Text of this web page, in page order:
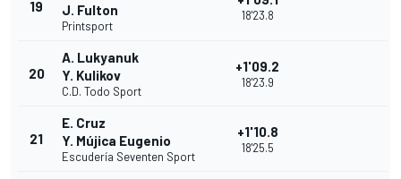
19
J. Fulton
Printsport
18'23.8
20
A. Lukyanuk
Y. Kulikov
C.D. Todo Sport
+1'09.2
18'23.9
21
E. Cruz
Y. Mújica Eugenio
Escudería Seventen Sport
+1'10.8
18'25.5